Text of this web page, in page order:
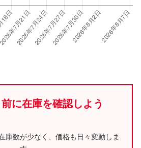
に在庫を確認しよう
庫数が少なく、価格も日々変動しま